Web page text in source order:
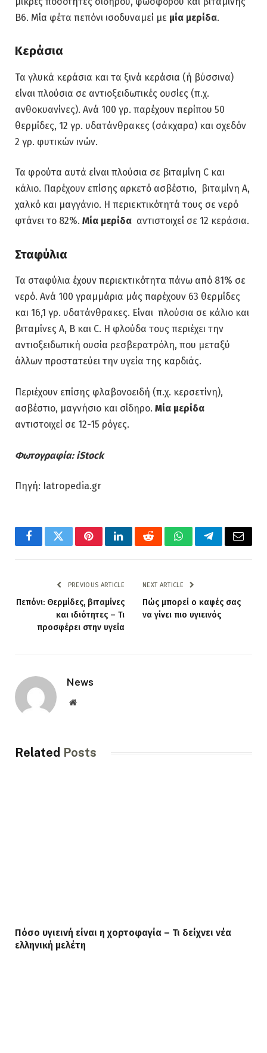
Β6. Μία φέτα πεπόνι ισοδυναμεί με μία μερίδα.
Κεράσια
Τα γλυκά κεράσια και τα ξινά κεράσια (ή βύσσινα)
είναι πλούσια σε αντιοξειδωτικές ουσίες (π.χ.
ανθοκυανίνες). Ανά 100 γρ. παρέχουν περίπου 50
θερμίδες, 12 γρ. υδατάνθρακες (σάκχαρα) και σχεδόν
2 γρ. φυτικών ινών.
Τα φρούτα αυτά είναι πλούσια σε βιταμίνη C και
κάλιο. Παρέχουν επίσης αρκετό ασβέστιο, βιταμίνη Α,
χαλκό και μαγγάνιο. Η περιεκτικότητά τους σε νερό
φτάνει το 82%. Μία μερίδα αντιστοιχεί σε 12 κεράσια.
Σταφύλια
Τα σταφύλια έχουν περιεκτικότητα πάνω από 81% σε
νερό. Ανά 100 γραμμάρια μάς παρέχουν 63 θερμίδες
και 16,1 γρ. υδατάνθρακες. Είναι πλούσια σε κάλιο και
βιταμίνες Α, Β και C. Η φλούδα τους περιέχει την
αντιοξειδωτική ουσία ρεσβερατρόλη, που μεταξύ
άλλων προστατεύει την υγεία της καρδιάς.
Περιέχουν επίσης φλαβονοειδή (π.χ. κερσετίνη),
ασβέστιο, μαγνήσιο και σίδηρο. Μία μερίδα
αντιστοιχεί σε 12-15 ρόγες.
Φωτογραφία: iStock
Πηγή: Iatropedia.gr
FacebookTwitterPinterestLinkedInRedditWhatsAppTelegramEmail
PREVIOUS ARTICLE
Πεπόνι: Θερμίδες, βιταμίνες
και ιδιότητες – Τι
προσφέρει στην υγεία
NEXT ARTICLE
Πώς μπορεί ο καφές σας
να γίνει πιο υγιεινός
News
Website
Related Posts
Πόσο υγιεινή είναι η χορτοφαγία – Τι δείχνει νέα
ελληνική μελέτη